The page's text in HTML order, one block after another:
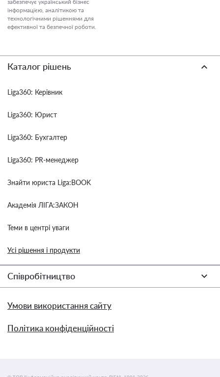
забезпечує український бізнес
інформацією, аналітикою та
технологічними рішеннями для
ефективної та безпечної роботи.
Каталог рішень
Liga360: Керівник
Liga360: Юрист
Liga360: Бухгалтер
Liga360: PR-менеджер
Знайти юриста Liga:BOOK
Академія ЛІГА:ЗАКОН
Теми в центрі уваги
Усі рішення і продукти
Співробітництво
Умови використання сайту
Політика конфіденційності